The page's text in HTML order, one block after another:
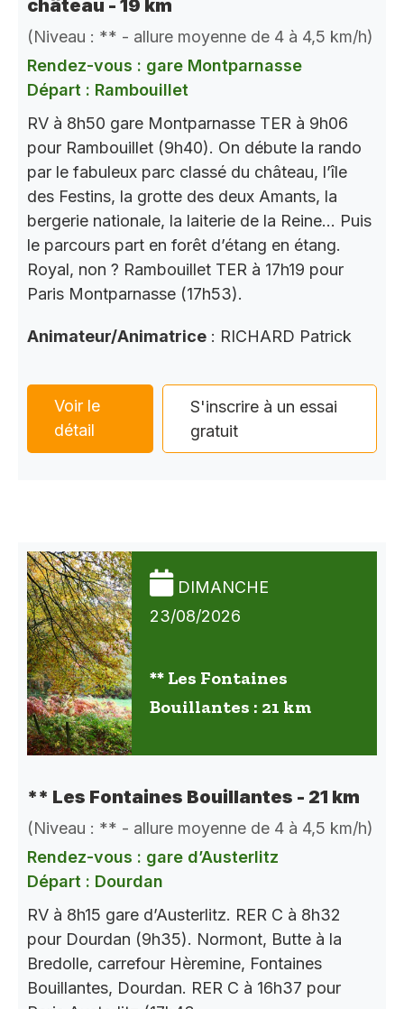
château - 19 km
(Niveau : ** - allure moyenne de 4 à 4,5 km/h)
Rendez-vous : gare Montparnasse
Départ : Rambouillet
RV à 8h50 gare Montparnasse TER à 9h06
pour Rambouillet (9h40). On débute la rando
par le fabuleux parc classé du château, l’île
des Festins, la grotte des deux Amants, la
bergerie nationale, la laiterie de la Reine… Puis
le parcours part en forêt d’étang en étang.
Royal, non ? Rambouillet TER à 17h19 pour
Paris Montparnasse (17h53).
Animateur/Animatrice : RICHARD Patrick
Voir le
détail
S'inscrire à un essai
gratuit
DIMANCHE
23/08/2026
** Les Fontaines
Bouillantes : 21 km
** Les Fontaines Bouillantes - 21 km
(Niveau : ** - allure moyenne de 4 à 4,5 km/h)
Rendez-vous : gare d’Austerlitz
Départ : Dourdan
RV à 8h15 gare d’Austerlitz. RER C à 8h32
pour Dourdan (9h35). Normont, Butte à la
Bredolle, carrefour Hèremine, Fontaines
Bouillantes, Dourdan. RER C à 16h37 pour